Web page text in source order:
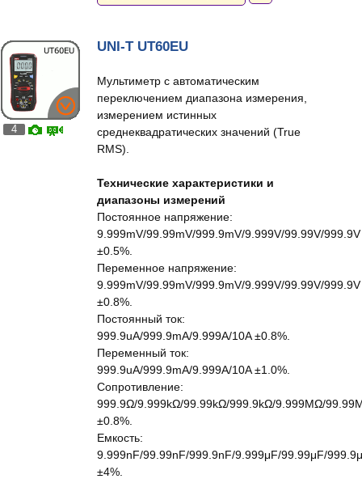
4
UNI-T UT60EU
Мультиметр с автоматическим
переключением диапазона измерения,
измерением истинных
среднеквадратических значений (True
RMS).
Технические характеристики и
диапазоны измерений
Постоянное напряжение:
9.999mV/99.99mV/999.9mV/9.999V/99.99V/999.9V
±0.5%.
Переменное напряжение:
9.999mV/99.99mV/999.9mV/9.999V/99.99V/999.9V
±0.8%.
Постоянный ток:
999.9uA/999.9mA/9.999A/10A ±0.8%.
Переменный ток:
999.9uA/999.9mA/9.999A/10A ±1.0%.
Сопротивление:
999.9Ω/9.999kΩ/99.99kΩ/999.9kΩ/9.999MΩ/
±0.8%.
Емкость:
9.999nF/99.99nF/999.9nF/9.999μF/99.99μF/
±4%.